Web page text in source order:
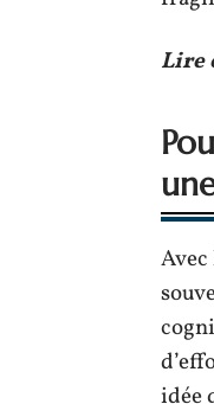
Lire
Avec
idée